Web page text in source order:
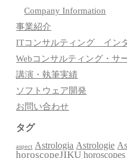
Company Information
事業紹介
ITコンサルティング イン
Webコンサルティング・サ
講演・執筆実績
ソフトウェア開発
お問い合わせ
タグ
aspect Astrologia Astrologie
horoscopeJIKU horoscopes